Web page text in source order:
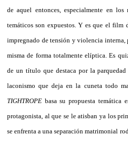
de aquel entonces, especialmente en los
temáticos son expuestos. Y es que el film
impregnado de tensión y violencia interna,
misma de forma totalmente elíptica. Es
de un título que destaca por la
laconismo que deja en la cuneta todo
TIGHTROPE basa su propuesta temática
protagonista, al que se le atisban ya los
se enfrenta a una separación matrimonial